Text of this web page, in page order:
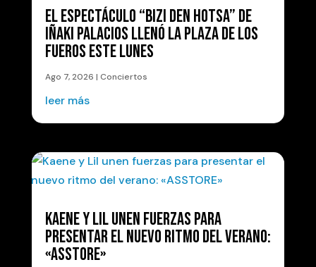
EL ESPECTÁCULO “BIZI DEN HOTSA” DE
IÑAKI PALACIOS LLENÓ LA PLAZA DE LOS
FUEROS ESTE LUNES
Ago 7, 2026 | Conciertos
leer más
KAENE Y LIL UNEN FUERZAS PARA
PRESENTAR EL NUEVO RITMO DEL VERANO:
«ASSTORE»